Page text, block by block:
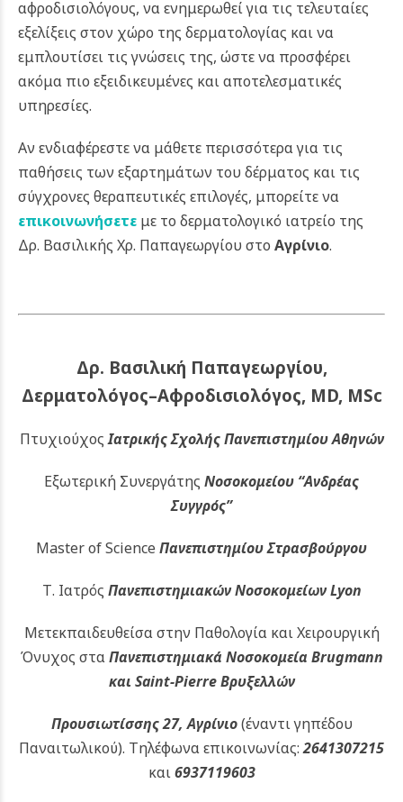
αφροδισιολόγους, να ενημερωθεί για τις τελευταίες
εξελίξεις στον χώρο της δερματολογίας και να
εμπλουτίσει τις γνώσεις της, ώστε να προσφέρει
ακόμα πιο εξειδικευμένες και αποτελεσματικές
υπηρεσίες.
Αν ενδιαφέρεστε να μάθετε περισσότερα για τις
παθήσεις των εξαρτημάτων του δέρματος και τις
σύγχρονες θεραπευτικές επιλογές, μπορείτε να
επικοινωνήσετε με το δερματολογικό ιατρείο της
Δρ. Βασιλικής Χρ. Παπαγεωργίου στο Αγρίνιο.
Δρ. Βασιλική Παπαγεωργίου,
Δερματολόγος–Αφροδισιολόγος, MD, MSc
ΠτυχιούχοςΙατρικής Σχολής Πανεπιστημίου Αθηνών
Εξωτερική Συνεργάτης Νοσοκομείου “Ανδρέας
Συγγρός”
Master of Science Πανεπιστημίου Στρασβούργου
Τ. Ιατρός Πανεπιστημιακών Νοσοκομείων Lyon
Μετεκπαιδευθείσα στην Παθολογία και Χειρουργική
Όνυχος σταΠανεπιστημιακά Νοσοκομεία Brugmann
και Saint-Pierre Βρυξελλών
Προυσιωτίσσης 27, Αγρίνιο(έναντι γηπέδου
Παναιτωλικού). Τηλέφωνα επικοινωνίας:2641307215
και6937119603